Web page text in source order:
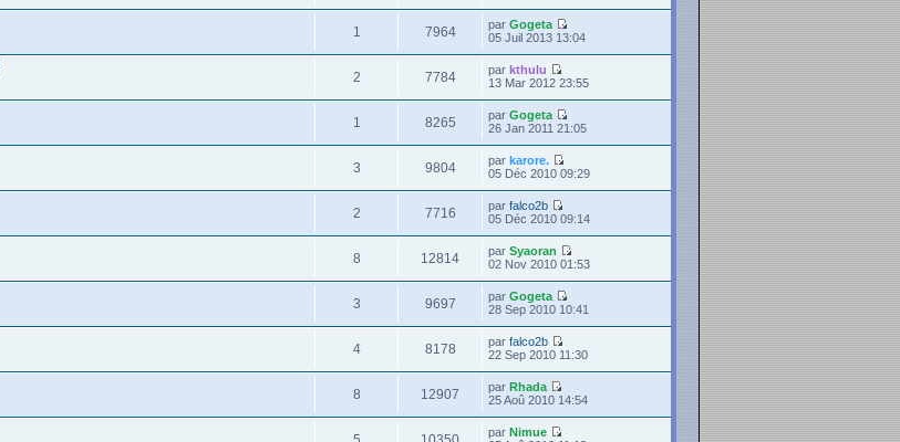
1 7964 par Gogeta
05 Juil 2013 13:04
2 7784 par kthulu
13 Mar 2012 23:55
1 8265 par Gogeta
26 Jan 2011 21:05
3 9804 par karore.
05 Déc 2010 09:29
2 7716 par falco2b
05 Déc 2010 09:14
8 12814 par Syaoran
02 Nov 2010 01:53
3 9697 par Gogeta
28 Sep 2010 10:41
4 8178 par falco2b
22 Sep 2010 11:30
8 12907 par Rhada
25 Aoû 2010 14:54
par Nimue